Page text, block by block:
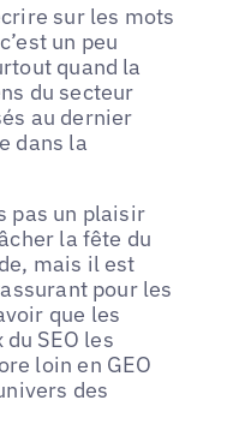
sur les mots
un peu
quand la
du secteur
au dernier
dans la
pas un plaisir
la fête du
mais il est
pour les
que les
SEO les
loin en GEO
des